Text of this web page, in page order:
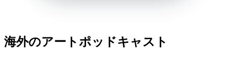
海外のアートポッドキャスト